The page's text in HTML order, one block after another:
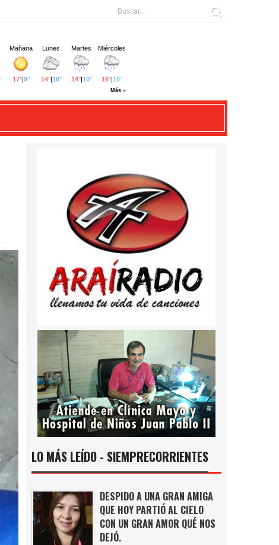
LO MÁS LEÍDO - SIEMPRECORRIENTES
DESPIDO A UNA GRAN AMIGA
QUE HOY PARTIÓ AL CIELO
CON UN GRAN AMOR QUÉ NOS
DEJÓ.